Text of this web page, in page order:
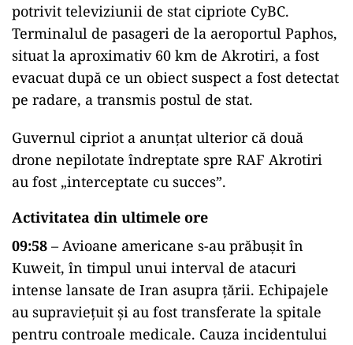
potrivit televiziunii de stat cipriote CyBC.
Terminalul de pasageri de la aeroportul Paphos,
situat la aproximativ 60 km de Akrotiri, a fost
evacuat după ce un obiect suspect a fost detectat
pe radare, a transmis postul de stat.
Guvernul cipriot a anunțat ulterior că două
drone nepilotate îndreptate spre RAF Akrotiri
au fost „interceptate cu succes”.
Activitatea din ultimele ore
09:58 – Avioane americane s-au prăbușit în
Kuweit, în timpul unui interval de atacuri
intense lansate de Iran asupra țării. Echipajele
au supraviețuit și au fost transferate la spitale
pentru controale medicale. Cauza incidentului